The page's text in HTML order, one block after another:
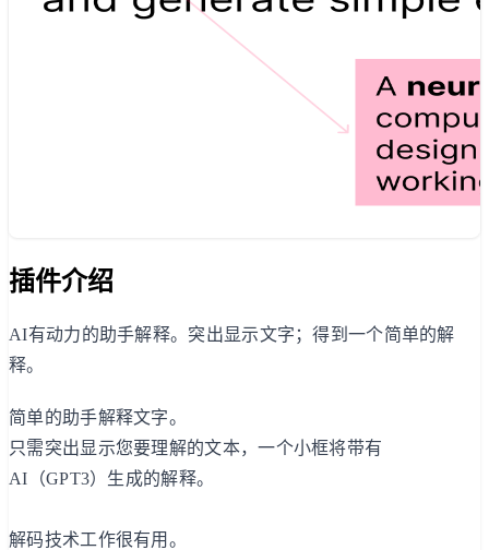
插件介绍
AI有动力的助手解释。突出显示文字；得到一个简单的解
释。
简单的助手解释文字。
只需突出显示您要理解的文本，一个小框将带有
AI（GPT3）生成的解释。
解码技术工作很有用。